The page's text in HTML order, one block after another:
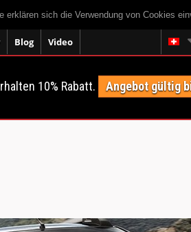
sich die Verwendung von Cookies
Blog Video
10% Rabatt. Angebot gültig